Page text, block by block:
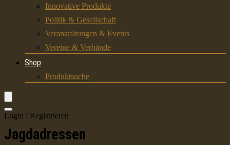
Innovative Produkte
Politik & Gesellschaft
Veranstaltungen & Events
Vereine & Verbände
Shop
Produktsuche
Login / Registrieren
Jagdadressen